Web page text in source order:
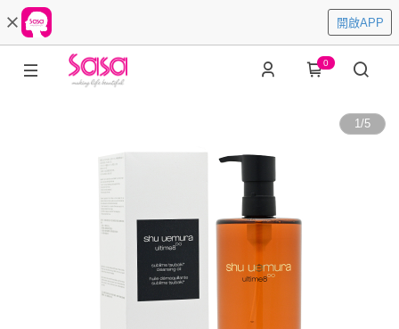
開啟APP
0
1/5